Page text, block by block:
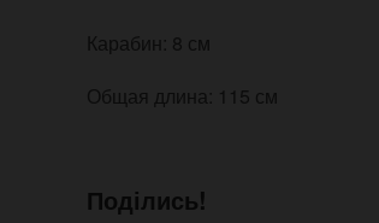
Карабин: 8 см
Общая длина: 115 см
Поділись!